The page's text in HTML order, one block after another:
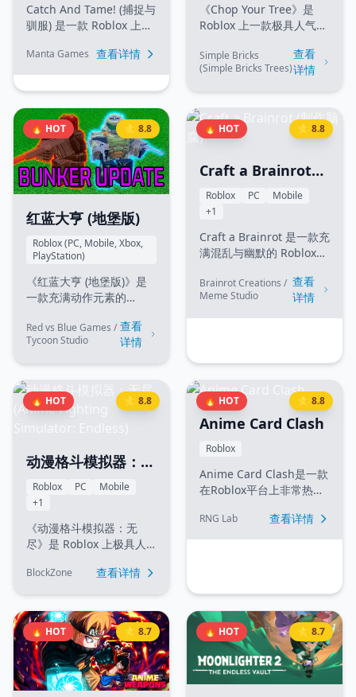
Catch And Tame! (捕捉与
驯服) 是一款 Roblox 上的
的套索，探索充满野生动
物的广阔岛屿！捕捉它
们，将它们带回你的围
栏，开始打造你的终极收
藏。喂养动物以增加幸运
值，将它们融合以发现全
新物种，甚至在离线时也
能赚取金币。
Manta Games 查看详情
《Chop Your Tree》是
Roblox 上一款极具人气的
通过给树浇水使其成长，
随后用斧头砍伐以赚取金
器等自动化水源中，以极
速提升树木生长速度。游
（Prestige）和神秘的"虚
爱好者提供了深度的成长
体验。
Simple Bricks
(Simple Bricks Trees)
查看
详情
🔥 HOT ⭐ 8.8
红蓝大亨 (地堡版)
Roblox (PC, Mobile, Xbox,
PlayStation)
《红蓝大亨 (地堡版)》是
一款充满动作元素的
以加入红色或蓝色阵营，
建造终极地下堡垒。从零
进行大规模的战术对决。
升级你的资源生成器为战
争机器提供资金，最终统
Red vs Blue Games /
Tycoon Studio
查看
详情
🔥 HOT ⭐ 8.8
Craft a Brainrot
(制作脑腐)
Roblox PC
Mobile
+1
Craft a Brainrot 是一款充
满混乱与幽默的 Roblox
迷因的世界。通过收集"脑
腐"材料，利用独特的合成
配方创造出如 Skibidi、
Gen-Alpha 幽默的世界中
级，解锁隐藏迷因，最终
成为真正的脑腐大师！
Brainrot Creations /
Meme Studio
查看
详情
🔥 HOT ⭐ 8.8
动漫格斗模拟器：无
尽 (Anime
Fighting
Simulator:
Endless)
Roblox PC
Mobile
+1
《动漫格斗模拟器：无
尽》是 Roblox 上极具人
家受各大知名动漫启发，
克拉和剑术，旨在成为最
强战士。在无尽的进阶历
程中，你可以探索多个维
度，解锁诸如替身、赫
子、恶魔果实和魔法书等
强力技能，并挑战传说级
BlockZone 查看详情
🔥 HOT ⭐ 8.8
Anime Card Clash
Roblox
Anime Card Clash是一款
在Roblox平台上非常热门
RNG Lab开发。玩家可以
收集各种动漫角色卡牌，
挑战等玩法元素。
RNG Lab 查看详情
🔥 HOT ⭐ 8.7 🔥 HOT ⭐ 8.7